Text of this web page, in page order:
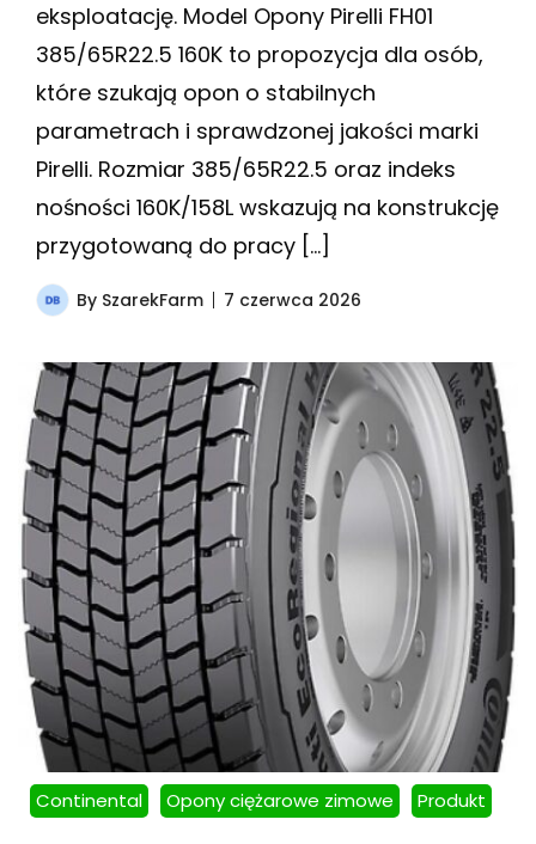
eksploatację. Model Opony Pirelli FH01
385/65R22.5 160K to propozycja dla osób,
które szukają opon o stabilnych
parametrach i sprawdzonej jakości marki
Pirelli. Rozmiar 385/65R22.5 oraz indeks
nośności 160K/158L wskazują na konstrukcję
przygotowaną do pracy […]
By SzarekFarm 7 czerwca 2026
Continental Opony ciężarowe zimowe Produkt